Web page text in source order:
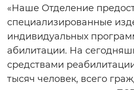
«Наше Отделение
специализированные
индивидуальных
абилитации. На
средствами
тысяч человек, всего